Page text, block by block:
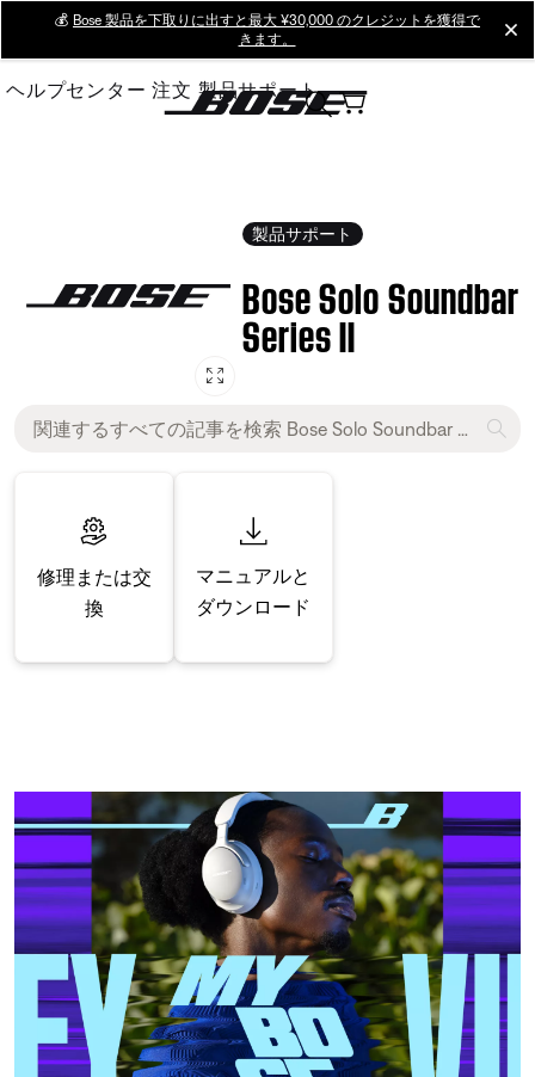
Main
💰 Bose 製品を下取りに出すと最大 ¥30,000 のクレジットを獲得で
きます。
ヘルプセンター 注文 製品サポート
製品サポート
Bose Solo Soundbar
Series II
修理または交
換
マニュアルと
ダウンロード